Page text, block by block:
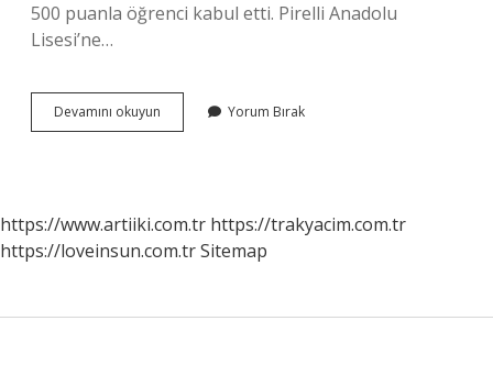
500 puanla öğrenci kabul etti. Pirelli Anadolu
Lisesi’ne…
Devamını okuyun
Anadolu
Yorum Bırak
https://www.artiiki.com.tr https://trakyacim.com.tr
https://loveinsun.com.trSitemap